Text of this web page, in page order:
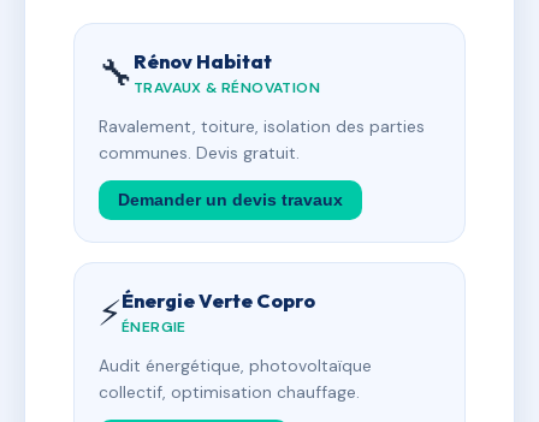
🔧 Rénov Habitat
TRAVAUX & RÉNOVATION
Ravalement, toiture, isolation des parties
communes. Devis gratuit.
Demander un devis travaux
⚡Énergie Verte Copro
ÉNERGIE
Audit énergétique, photovoltaïque
collectif, optimisation chauffage.